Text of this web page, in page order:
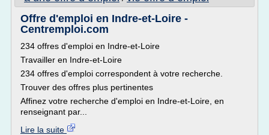
Offre d'emploi en Indre-et-Loire -
Centremploi.com
234 offres d'emploi en Indre-et-Loire
Travailler en Indre-et-Loire
234 offres d'emploi correspondent à votre recherche.
Trouver des offres plus pertinentes
Affinez votre recherche d'emploi en Indre-et-Loire, en
renseignant par...
Lire la suite